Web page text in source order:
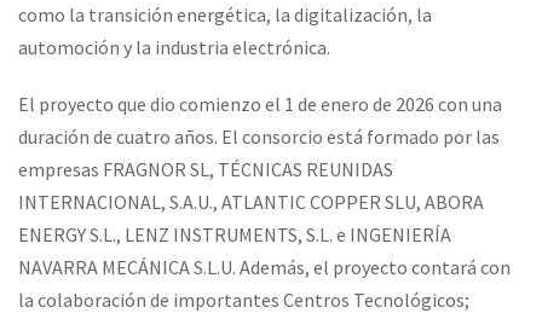
como la transición energética, la digitalización, la
automoción y la industria electrónica.
El proyecto que dio comienzo el 1 de enero de 2026 con una
duración de cuatro años. El consorcio está formado por las
empresas FRAGNOR SL, TÉCNICAS REUNIDAS
INTERNACIONAL, S.A.U., ATLANTIC COPPER SLU, ABORA
ENERGY S.L., LENZ INSTRUMENTS, S.L. e INGENIERÍA
NAVARRA MECÁNICA S.L.U. Además, el proyecto contará con
la colaboración de importantes Centros Tecnológicos;